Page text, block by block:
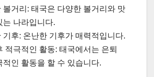
볼거리: 태국은 다양한 볼거리와 맛
는 나라입니다.
기후: 온난한 기후가 매력적입니다.
적극적인 활동: 태국에서는 은퇴
적인 활동을 할 수 있습니다.